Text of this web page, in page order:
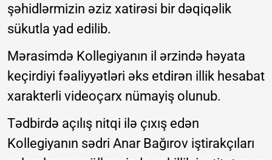
şəhidlərmizin əziz xatirəsi bir dəqiqəlik
sükutla yad edilib.
Mərasimdə Kollegiyanın il ərzində həyata
keçirdiyi fəaliyyətləri əks etdirən illik hesabat
xarakterli videoçarx nümayiş olunub.
Tədbirdə açılış nitqi ilə çıxış edən
Kollegiyanın sədri Anar Bağırov iştirakçıları